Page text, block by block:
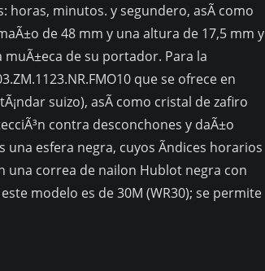
horas, minutos. y segundero, asÃ­ como
de 48 mm y una altura de 17,5 mm y
de su portador. Para la
que se ofrece en
suizo), asÃ­ como cristal de zafiro
contra desconchones y daÃ±o
una esfera negra, cuyos Ã­ndices horarios
una correa de nailon Hublot negra con
modelo es de 30M (WR30); se permite